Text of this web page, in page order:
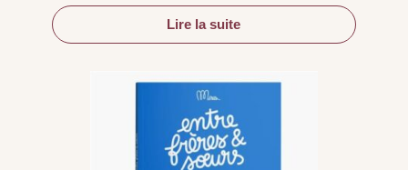
Lire la suite